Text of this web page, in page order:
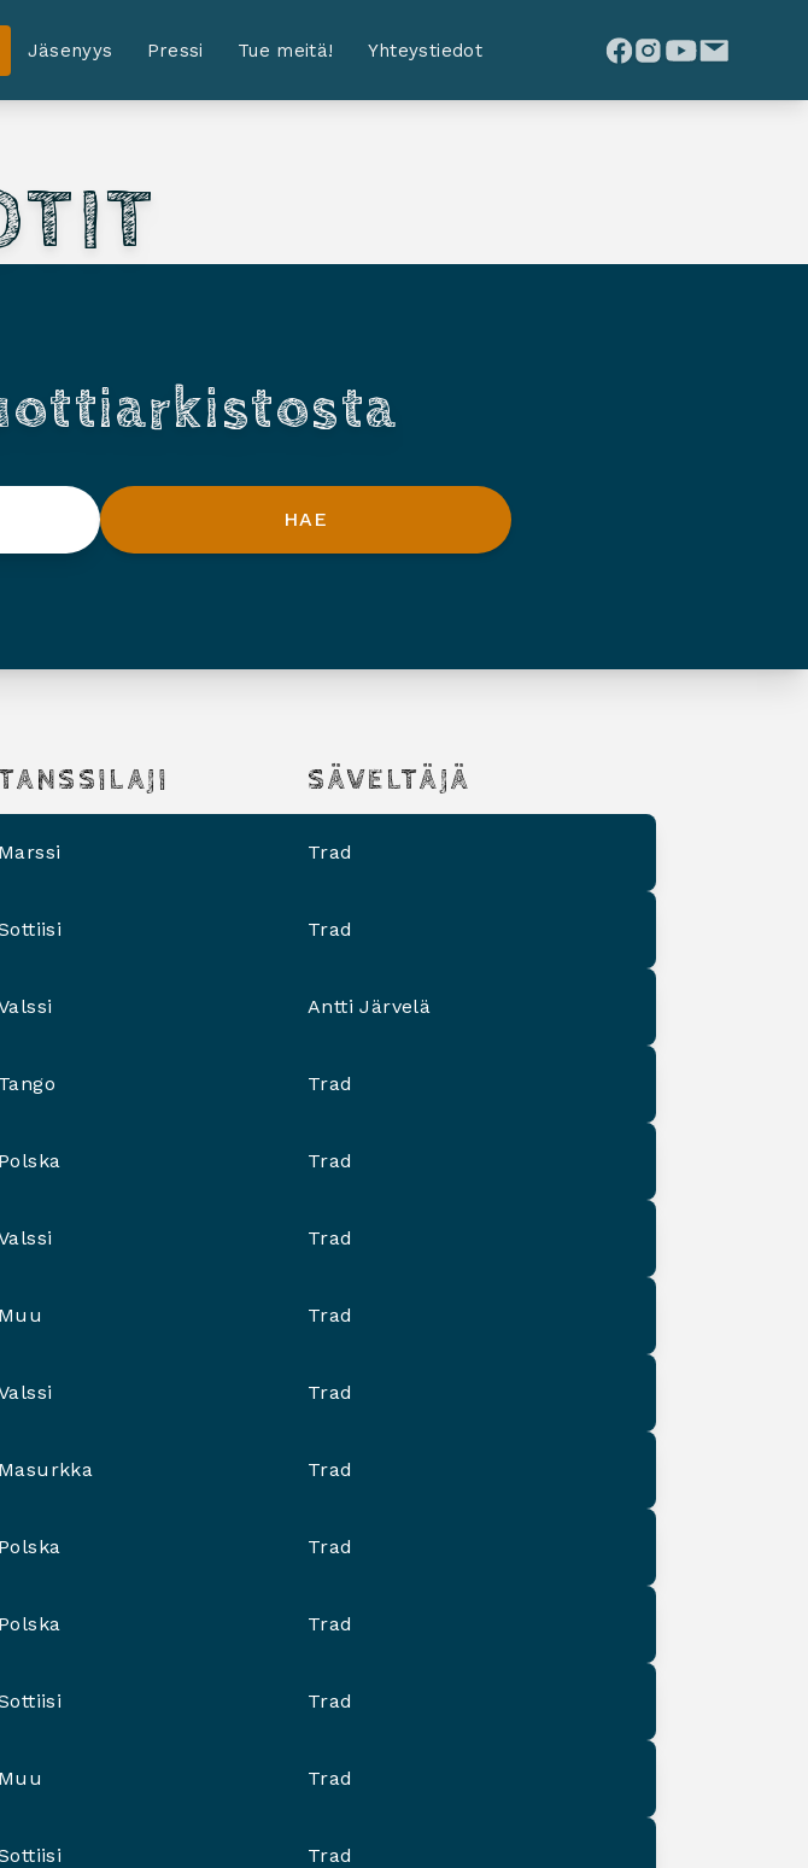
Jäsenyys Pressi Tue meitä! Yhteystiedot
HAE
TANSSILAJI SÄVELTÄJÄ
Marssi Trad
Trad
Antti Järvelä
Tango Trad
Polska Trad
Trad
Muu Trad
Trad
Masurkka Trad
Polska Trad
Polska Trad
Trad
Muu Trad
Trad